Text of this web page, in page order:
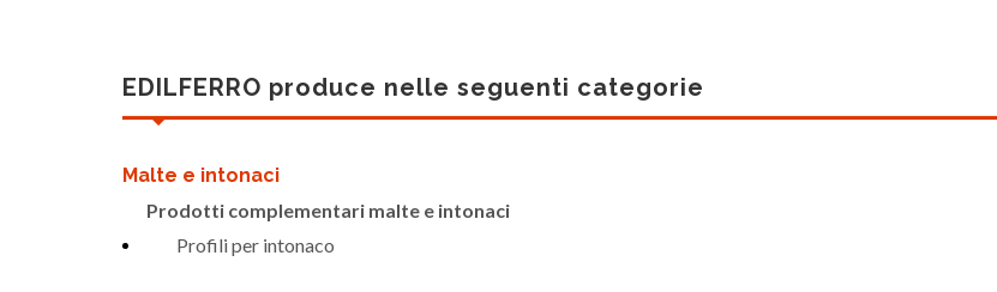
EDILFERRO produce nelle seguenti categorie
Malte e intonaci
Prodotti complementari malte e intonaci
Profili per intonaco